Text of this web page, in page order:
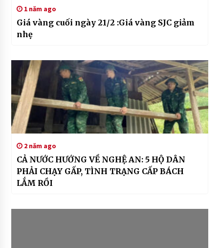
1 năm ago
Giá vàng cuối ngày 21/2 :Giá vàng SJC giảm
nhẹ
2 năm ago
CẢ NƯỚC HƯỚNG VỀ NGHỆ AN: 5 HỘ DÂN
PHẢI CHẠY GẤP, TÌNH TRẠNG CẤP BÁCH
LẮM RỒI